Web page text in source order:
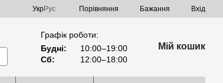
УкрРус Порівняння Бажання Вхід
Графік роботи:
Будні:
10:00–19:00
Сб:
12:00–18:00
Мій кошик